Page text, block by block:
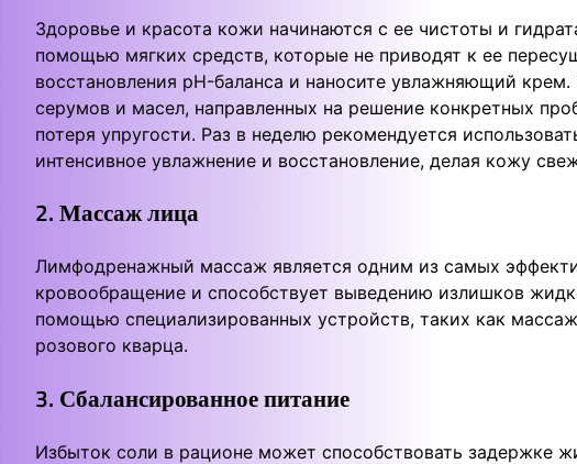
Здоровье и красота кожи начинаются с ее чистоты и
помощью мягких средств, которые не приводят к ее
восстановления pH-баланса и наносите увлажняющий
серумов и масел, направленных на решение конкретных
потеря упругости. Раз в неделю рекомендуется
интенсивное увлажнение и восстановление, делая кожу
2. Массаж лица
Лимфодренажный массаж является одним из самых
кровообращение и способствует выведению излишков
помощью специализированных устройств, таких как
розового кварца.
3. Сбалансированное питание
Избыток соли в рационе может способствовать задержке